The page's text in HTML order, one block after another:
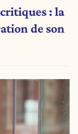
: la
de son